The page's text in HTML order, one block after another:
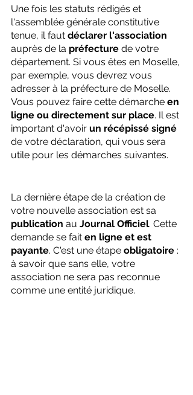
Une fois les statuts rédigés et
l'assemblée générale constitutive
tenue, il faut déclarer l'association
auprès de la préfecture de votre
département. Si vous êtes en Moselle,
par exemple, vous devrez vous
adresser à la préfecture de Moselle.
Vous pouvez faire cette démarche en
ligne ou directement sur place. Il est
important d'avoir un récépissé signé
de votre déclaration, qui vous sera
utile pour les démarches suivantes.
La dernière étape de la création de
votre nouvelle association est sa
publication au Journal Officiel. Cette
demande se fait en ligne et est
payante. C'est une étape obligatoire :
à savoir que sans elle, votre
association ne sera pas reconnue
comme une entité juridique.